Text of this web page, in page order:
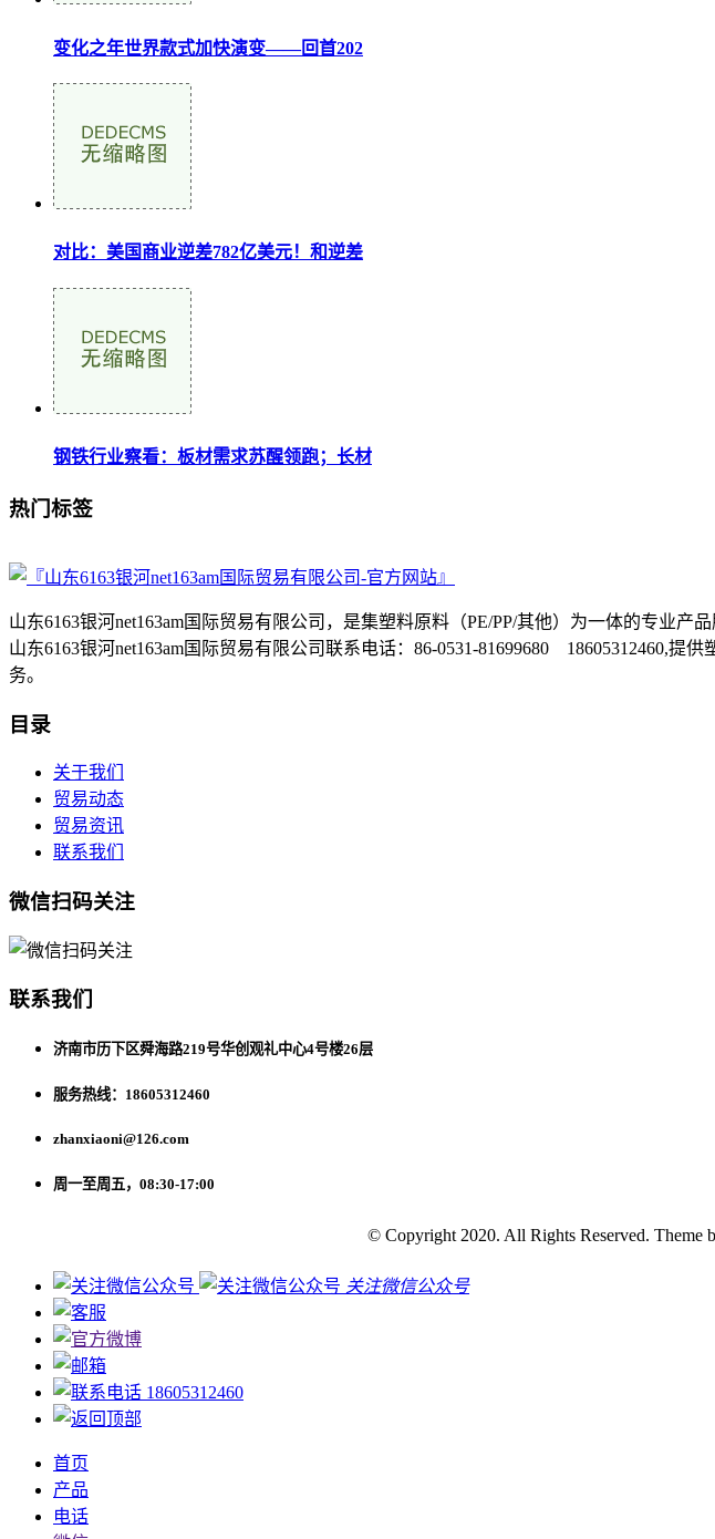
变化之年世界款式加快演变——回首202
对比：美国商业逆差782亿美元！和逆差
钢铁行业察看：板材需求苏醒领跑；长材
热门标签
山东6163银河net163am国际贸易有限公司，是集塑料原料（PE/PP/其他）为一体的专业
山东6163银河net163am国际贸易有限公司联系电话：86-0531-81699680 18605312460,
务。
目录
关于我们
贸易动态
贸易资讯
联系我们
微信扫码关注
联系我们
济南市历下区舜海路219号华创观礼中心4号楼26层
服务热线：18605312460
zhanxiaoni@126.com
周一至周五，08:30-17:00
© Copyright 2020. All Rights Reserved. Theme
关注微信公众号
18605312460
首页
产品
电话